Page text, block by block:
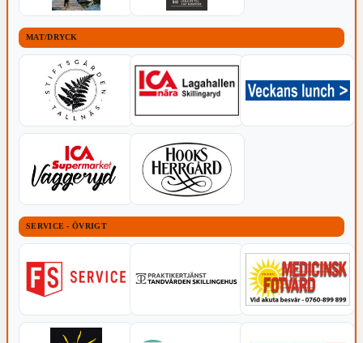
MAT/DRYCK
SERVICE - ÖVRIGT